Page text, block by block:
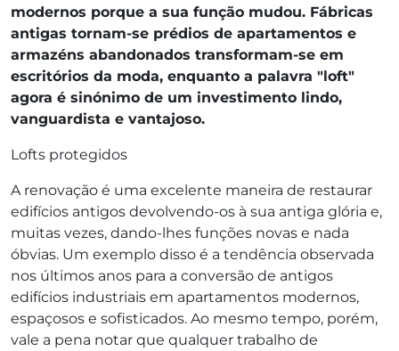
modernos porque a sua função mudou. Fábricas
antigas tornam-se prédios de apartamentos e
armazéns abandonados transformam-se em
escritórios da moda, enquanto a palavra "loft"
agora é sinónimo de um investimento lindo,
vanguardista e vantajoso.
Lofts protegidos
A renovação é uma excelente maneira de restaurar
edifícios antigos devolvendo-os à sua antiga glória e,
muitas vezes, dando-lhes funções novas e nada
óbvias. Um exemplo disso é a tendência observada
nos últimos anos para a conversão de antigos
edifícios industriais em apartamentos modernos,
espaçosos e sofisticados. Ao mesmo tempo, porém,
vale a pena notar que qualquer trabalho de